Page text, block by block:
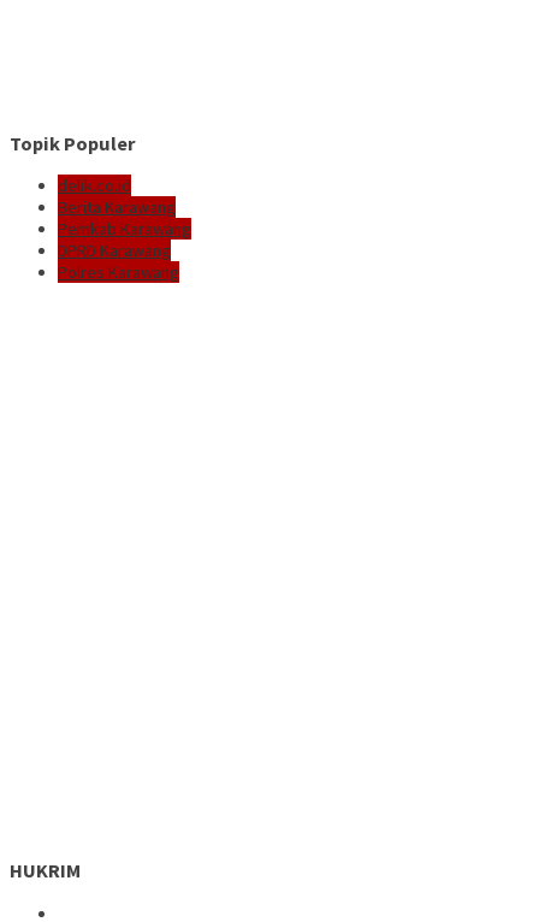
Topik Populer
delik.co.id
Berita Karawang
Pemkab Karawang
DPRD Karawang
Polres Karawang
HUKRIM